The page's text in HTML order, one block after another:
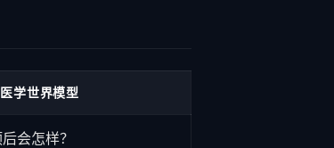
学世界模型
会怎样？